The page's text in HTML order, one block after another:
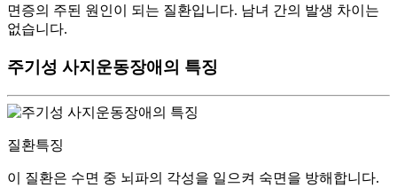
면증의 주된 원인이 되는 질환입니다. 남녀 간의 발생 차이는
없습니다.
주기성 사지운동장애의 특징
질환특징
이 질환은 수면 중 뇌파의 각성을 일으켜 숙면을 방해합니다.